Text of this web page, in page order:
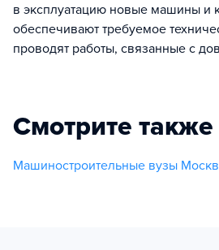
в эксплуатацию новые машины и
обеспечивают требуемое
проводят работы, связанные с
Смотрите также
Машиностроительные вузы